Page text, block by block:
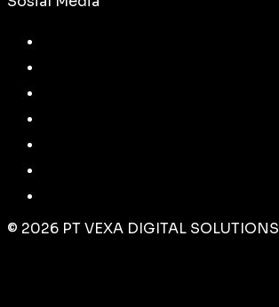
© 2026 PT VEXA DIGITAL SOLUTIONS